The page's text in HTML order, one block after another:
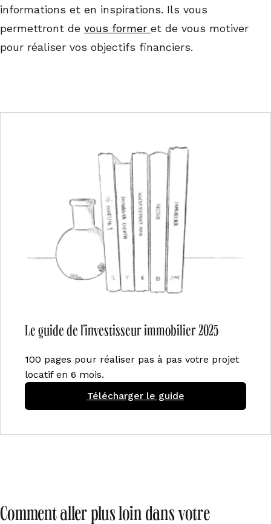
informations et en inspirations. Ils vous
permettront de vous former et de vous motiver
pour réaliser vos objectifs financiers.
Le guide de l’investisseur immobilier 2025
100 pages pour réaliser pas à pas votre projet
locatif en 6 mois.
Télécharger le guide
Comment aller plus loin dans votre